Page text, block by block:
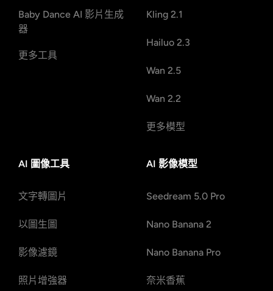
Baby Dance AI 影片生成
器
更多工具
Kling 2.1
Hailuo 2.3
Wan 2.5
Wan 2.2
更多模型
AI 圖像工具
文字轉圖片
以圖生圖
影像濾鏡
照片增強器
AI 影像模型
Seedream 5.0 Pro
Nano Banana 2
Nano Banana Pro
奈米香蕉